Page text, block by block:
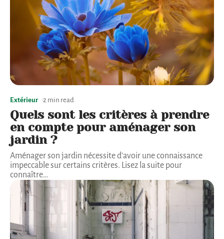
Extérieur 2 min read
Quels sont les critères à prendre
en compte pour aménager son
jardin ?
Aménager son jardin nécessite d’avoir une connaissance
impeccable sur certains critères. Lisez la suite pour
connaître…